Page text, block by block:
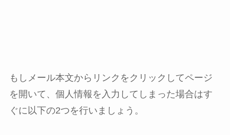
もしメール本文からリンクをクリックしてページ
を開いて、個人情報を入力してしまった場合はす
ぐに以下の2つを行いましょう。